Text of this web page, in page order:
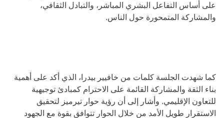
على أساس التفاعل البشري المباشر، والتبادل الثقافي،
والمشاركة المتمحورة حول الناس.
كما شهدت الجلسة كلمات من خافيير بيدرا، الذي أكد على أهمية
بناء الثقة والمشاركة القائمة على الاحترام كمبادئ توجيهية
للتعاون الإقليمي. وأشار إلى أن رؤية حوار تيرميز لتحقيق
الاستقرار طويل الأمد من خلال الحوار تتوافق بقوة مع الجهود